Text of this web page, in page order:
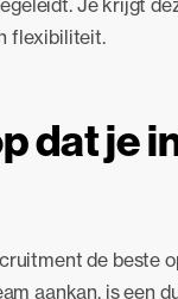
flexibiliteit.
dat je
de beste
aankan, is een